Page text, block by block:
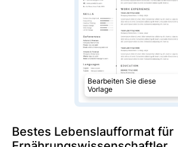
Bearbeiten Sie diese
Vorlage
Bestes Lebenslaufformat für